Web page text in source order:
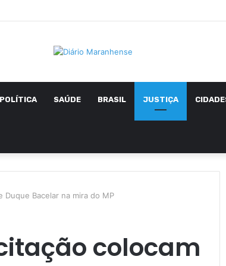
POLÍTICA SAÚDE BRASIL JUSTIÇA
Bacelar na mira do MP
colocam